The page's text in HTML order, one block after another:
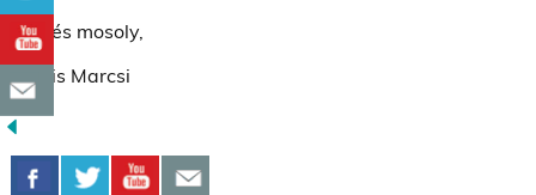
Üdv és mosoly,
Kocsis Marcsi